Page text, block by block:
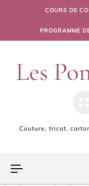
Skip to contentCOURS DE
PROGRAMME
Couture, tricot,